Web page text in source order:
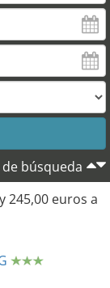
búsqueda
245,00 euros a